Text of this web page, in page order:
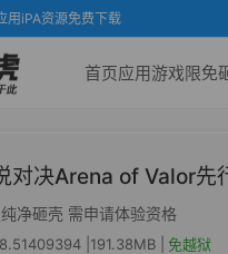
用iPA资源免费下载
首页应用游戏限免
对决Arena of Valor先
净砸壳 需申请体验资格
| 191.38MB | 免越狱